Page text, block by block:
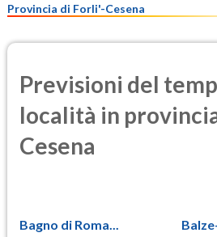
Provincia di Forli'-Cesena
Previsioni del
località in
Cesena
Bagno di Roma...